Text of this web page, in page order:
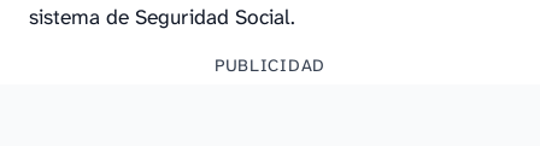
sistema de Seguridad Social.
PUBLICIDAD